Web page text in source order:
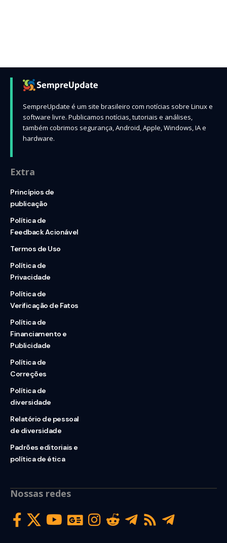
SempreUpdate é um site brasileiro com notícias sobre Linux e
software livre. Publicamos notícias, tutoriais e análises,
também cobrimos segurança, Android, Apple, Windows, IA e
hardware.
Extra
Princípios de
publicação
Política de
Feedback Acionável
Termos de Uso
Política de
Privacidade
Política de
Verificação de Fatos
Política de
Financiamento e
Publicidade
Política de
Correções
Política de
diversidade
Relatório de pessoal
de diversidade
Padrões editoriais e
política de ética
Nossas redes